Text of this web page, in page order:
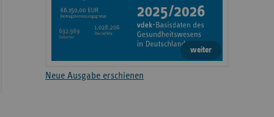
weiter
Neue Ausgabe erschienen